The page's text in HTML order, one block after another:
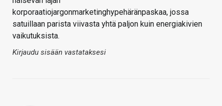
korporaatiojargonmarketinghypehäränpaskaa, jossa
satuillaan parista viivasta yhtä paljon kuin energiakivien
vaikutuksista.
Kirjaudu sisään vastataksesi